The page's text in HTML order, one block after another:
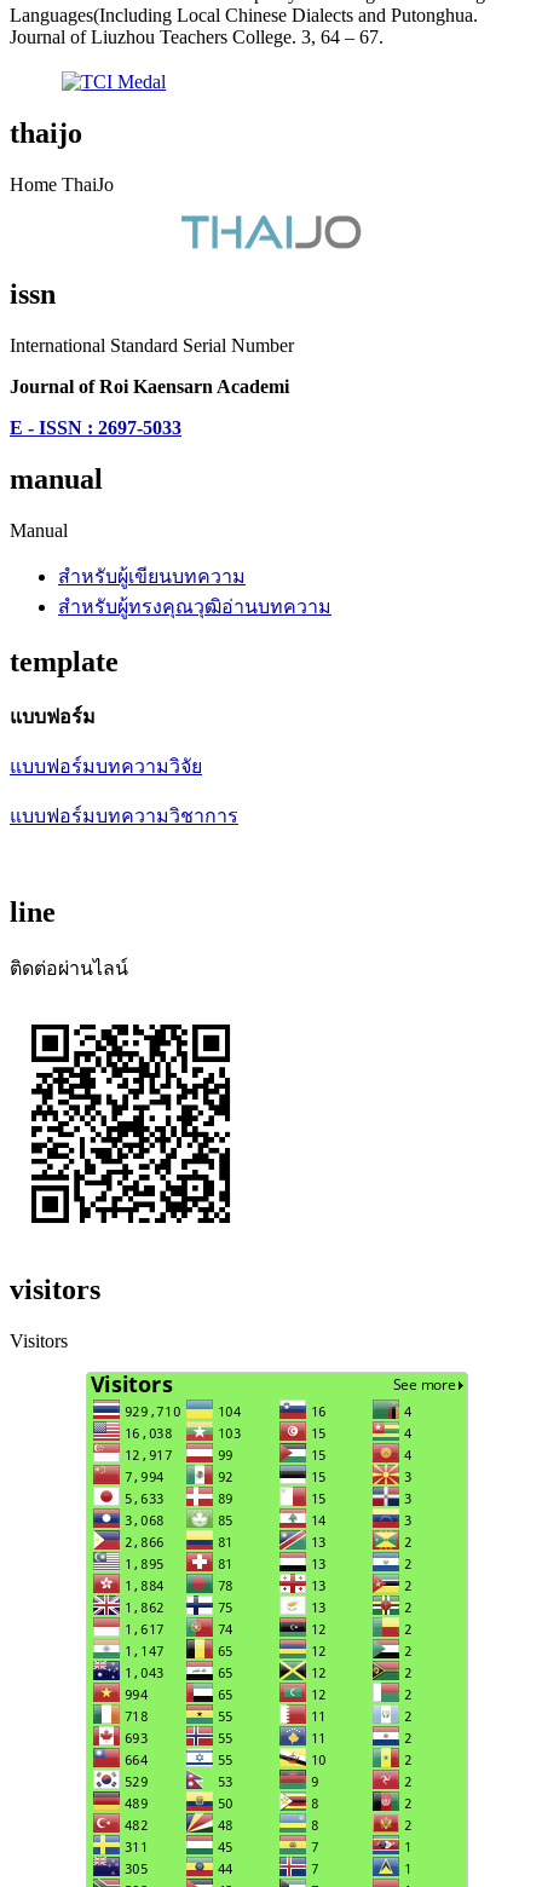
Languages(Including Local Chinese Dialects and Putonghua.
Journal of Liuzhou Teachers College. 3, 64 – 67.
thaijo
Home ThaiJo
issn
International Standard Serial Number
Journal of Roi Kaensarn Academi
E - ISSN : 2697-5033
manual
Manual
สำหรับผู้เขียนบทความ
สำหรับผู้ทรงคุณวุฒิอ่านบทความ
template
แบบฟอร์ม
แบบฟอร์มบทความวิจัย
แบบฟอร์มบทความวิชาการ
line
ติดต่อผ่านไลน์
visitors
Visitors